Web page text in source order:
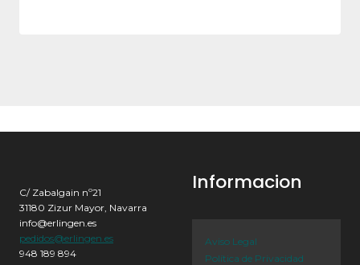
C/ Zabalgain nº21
31180 Zizur Mayor, Navarra
info@erlingen.es
pedidos@erlingen.es
948 189 894
Informacion
Aviso Legal
Política de Privacidad